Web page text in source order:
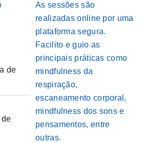
de
As sessões são
realizadas online por uma
plataforma segura.
Facilito e guio as
principais práticas como
mindfulness da
respiração,
escaneamento corporal,
mindfulness dos sons e
pensamentos, entre
outras.